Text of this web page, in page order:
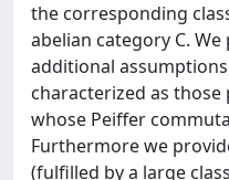
the corresponding
abelian category C.
additional
characterized as those
whose Peiffer
Furthermore we
(fulfilled by a large